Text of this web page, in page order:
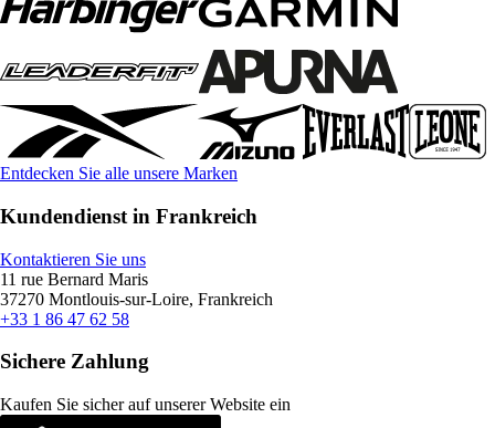
Entdecken Sie alle unsere Marken
Kundendienst in Frankreich
Kontaktieren Sie uns
11 rue Bernard Maris
37270 Montlouis-sur-Loire, Frankreich
+33 1 86 47 62 58
Sichere Zahlung
Kaufen Sie sicher auf unserer Website ein